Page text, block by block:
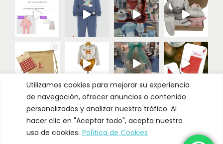
Utilizamos cookies para mejorar su experiencia
de navegación, ofrecer anuncios o contenido
personalizados y analizar nuestro tráfico. Al
hacer clic en "Aceptar todo", acepta nuestro
uso de cookies. Política de Cookies
Cargar más Seguir